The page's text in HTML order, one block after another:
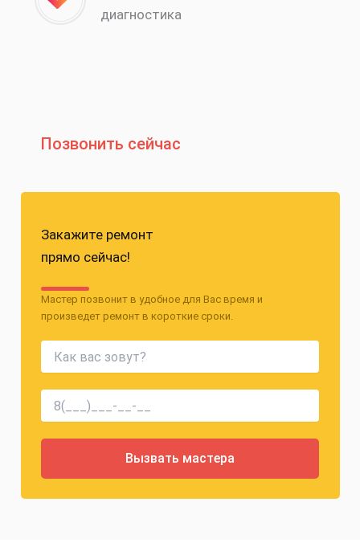
диагностика
Позвонить сейчас
Закажите ремонт
прямо сейчас!
Мастер позвонит в удобное для Вас время и
произведет ремонт в короткие сроки.